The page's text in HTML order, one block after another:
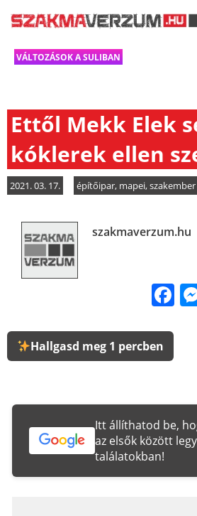
VÁLTOZÁSOK A SULIBAN
Ettől Mekk Elek
kóklerek ellen
2021. 03. 17. építőipar, mapei,szakember
szakmaverzum.hu
Hallgasd meg 1 percben
Itt állíthatod be,
az elsők között
találatokban!